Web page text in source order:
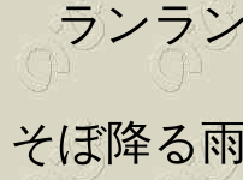
ランラ
そぼ降る